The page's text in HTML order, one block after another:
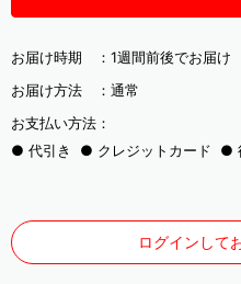
お届け時期 ： 1週間前後でお届け
お届け方法 ： 通常
お支払い方法：
代引き
クレジットカード
ログインして